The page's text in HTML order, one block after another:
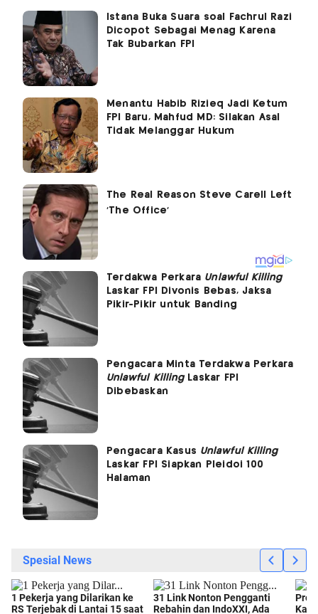
Istana Buka Suara soal Fachrul Razi
Dicopot Sebagai Menag Karena
Tak Bubarkan FPI
Menantu Habib Rizieq Jadi Ketum
FPI Baru, Mahfud MD: Silakan Asal
Tidak Melanggar Hukum
Terdakwa Perkara Unlawful Killing
Laskar FPI Divonis Bebas, Jaksa
Pikir-Pikir untuk Banding
Pengacara Minta Terdakwa Perkara
Unlawful KillingLaskar FPI
Dibebaskan
Pengacara Kasus Unlawful Killing
Laskar FPI Siapkan Pleidoi 100
Halaman